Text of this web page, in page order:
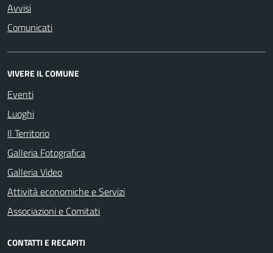
Avvisi
Comunicati
VIVERE IL COMUNE
Eventi
Luoghi
Il Territorio
Galleria Fotografica
Galleria Video
Attività economiche e Servizi
Associazioni e Comitati
CONTATTI E RECAPITI